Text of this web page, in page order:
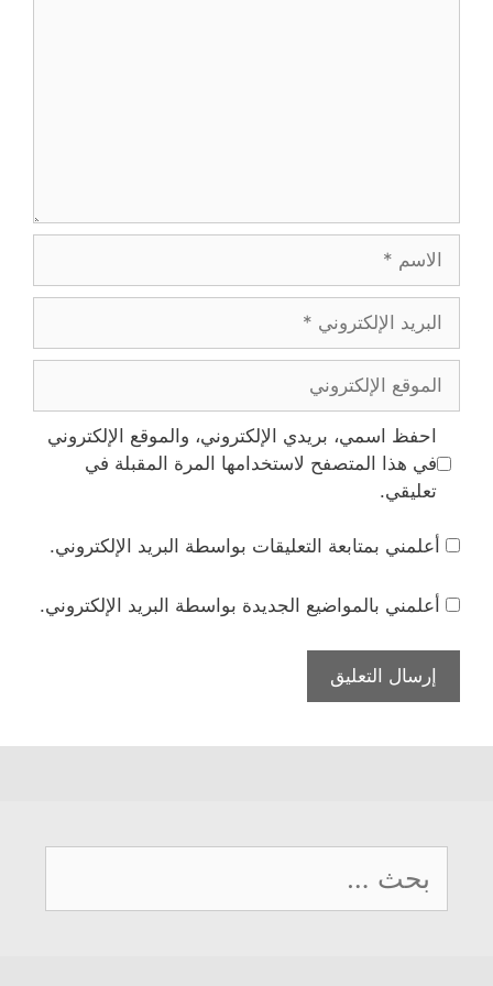
اسمي، بريدي الإلكتروني، والموقع الإلكتروني
هذا المتصفح لاستخدامها المرة المقبلة في
بمتابعة التعليقات بواسطة البريد الإلكتروني.
بالمواضيع الجديدة بواسطة البريد الإلكتروني.